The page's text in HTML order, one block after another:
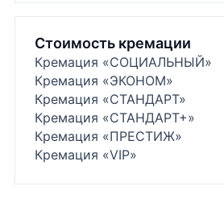
Стоимость кремации
Кремация «СОЦИАЛЬНЫЙ»
Кремация «ЭКОНОМ»
Кремация «СТАНДАРТ»
Кремация «СТАНДАРТ+»
Кремация «ПРЕСТИЖ»
Кремация «VIP»